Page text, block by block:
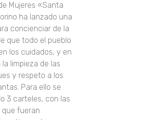
Mujeres «Santa
ha lanzado una
concienciar de la
que todo el pueblo
los cuidados, y en
limpieza de las
y respeto a los
Para ello se
3 carteles, con las
que fueran